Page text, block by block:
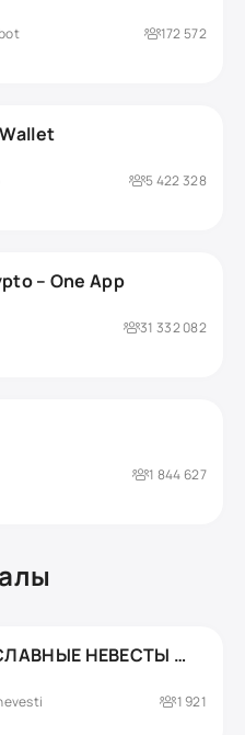
172 572
5 422 328
– One App
31 332 082
1 844 627
👰🏼‍♀️ ПРАВОСЛАВНЫЕ НЕВЕСТЫ 👰🏼‍♀️
1 921